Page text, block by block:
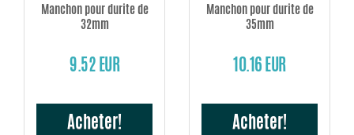
Manchon pour durite de
32mm
9.52 EUR
Acheter!
Manchon pour durite de
35mm
10.16 EUR
Acheter!